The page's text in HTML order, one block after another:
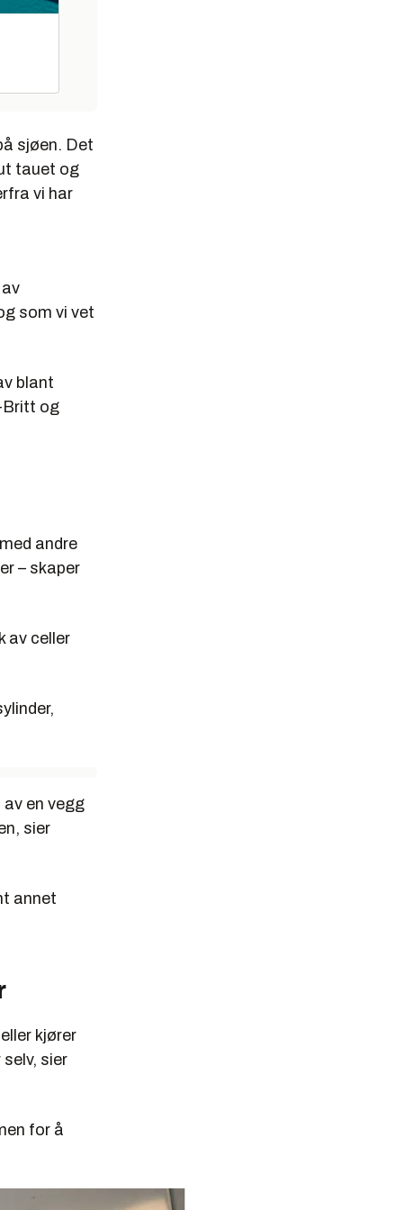
sjøen. Det
tauet og
vi har
som vi vet
blant
Britt og
andre
– skaper
av celler
en vegg
sier
annet
kjører
sier
for å